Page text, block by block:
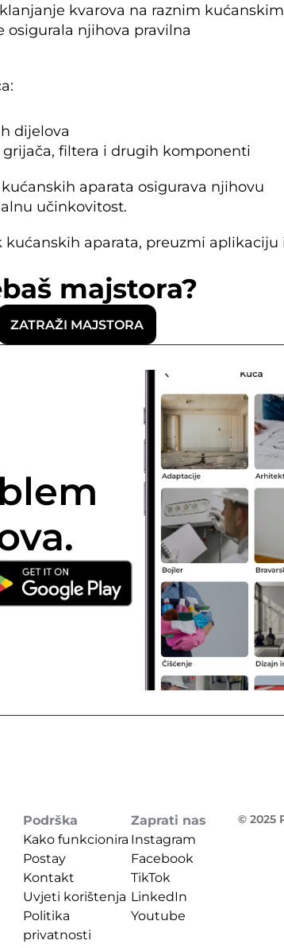
kvarova na raznim kućanskim
osigurala njihova pravilna
dijelova
grijača, filtera i drugih komponenti
aparata osigurava njihovu
učinkovitost.
majstora?
ZATRAŽI MAJSTORA
Podrška
Kako funkcionira
Postay
Kontakt
Uvjeti korištenja
Politika
privatnosti
Zaprati nas
Instagram
Facebook
TikTok
LinkedIn
Youtube
© 2025